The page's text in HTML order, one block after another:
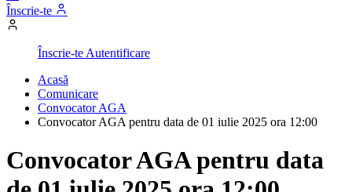
Înscrie-te
Înscrie-te Autentificare
Acasă
Comunicare
Convocator AGA
Convocator AGA pentru data de 01 iulie 2025 ora 12:00
Convocator AGA pentru data